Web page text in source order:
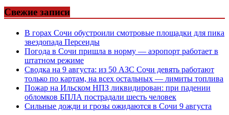
Свежие записи
В горах Сочи обустроили смотровые площадки для пика
звездопада Персеиды
Погода в Сочи пришла в норму — аэропорт работает в
штатном режиме
Сводка на 9 августа: из 50 АЗС Сочи девять работают
только по картам, на всех остальных — лимиты топлива
Пожар на Ильском НПЗ ликвидирован: при падении
обломков БПЛА пострадали шесть человек
Сильные дожди и грозы ожидаются в Сочи 9 августа